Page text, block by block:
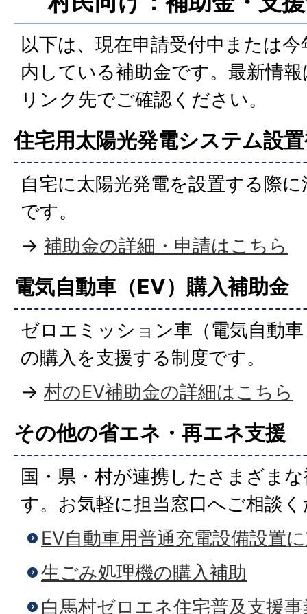
以下は、現在申請受付中または
内している補助金です。最新情
リンク先でご確認ください。
住宅用太陽光発電システム設
自宅に太陽光発電を設置する際
です。
→ 補助金の詳細・申請はこちら
電気自動車（EV）購入補助金
ゼロエミッション車（電気自動
の購入を支援する制度です。
→ 村のEV補助金の詳細はこちら
その他の省エネ・再エネ支援
国・県・村が連携したさまざま
す。お気軽に担当窓口へご相談
EV自動車用普通充電設備設置
生ごみ処理機の購入補助
白馬村ゼロエネ住宅普及支援